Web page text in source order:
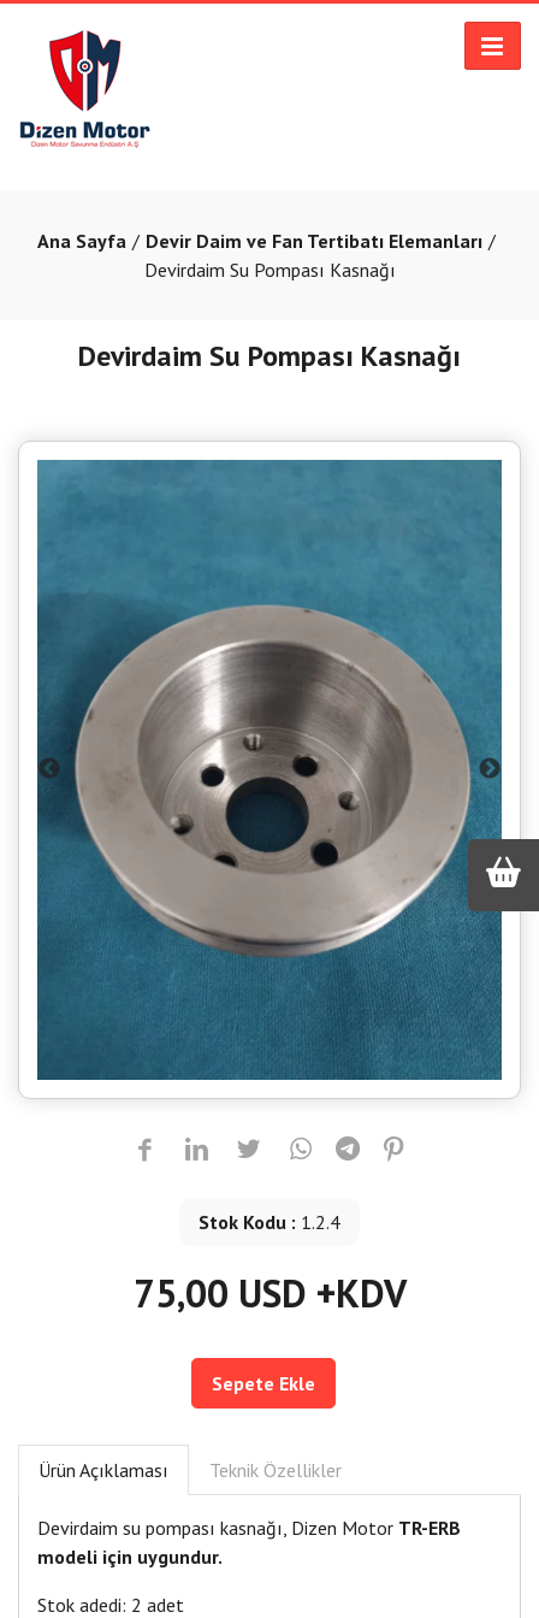
Ana Sayfa
Devir Daim ve Fan Tertibatı Elemanları
Devirdaim Su Pompası Kasnağı
Devirdaim Su Pompası Kasnağı
Stok Kodu : 1.2.4
75,00 USD +KDV
Sepete Ekle
Ürün Açıklaması Teknik Özellikler
Devirdaim su pompası kasnağı, Dizen Motor TR-ERB
modeli için uygundur.
Stok adedi: 2 adet